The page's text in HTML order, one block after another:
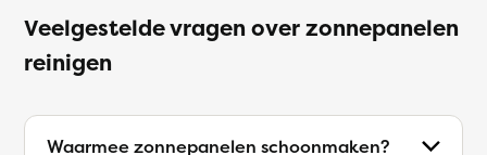
Veelgestelde vragen over zonnepanelen
reinigen
Waarmee zonnepanelen schoonmaken?